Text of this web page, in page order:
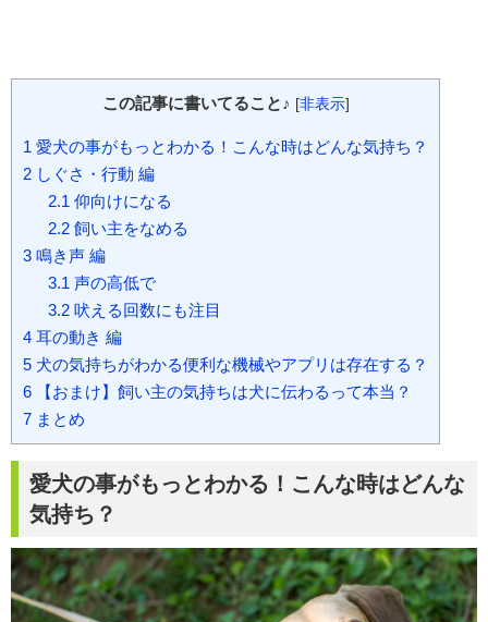
この記事に書いてること♪ [非表示]
1 愛犬の事がもっとわかる！こんな時はどんな気持ち？
2 しぐさ・行動 編
2.1 仰向けになる
2.2飼い主をなめる
3 鳴き声 編
3.1 声の高低で
3.2吠える回数にも注目
4 耳の動き 編
5 犬の気持ちがわかる便利な機械やアプリは存在する？
6 【おまけ】飼い主の気持ちは犬に伝わるって本当？
7 まとめ
愛犬の事がもっとわかる！こんな時はどんな
気持ち？